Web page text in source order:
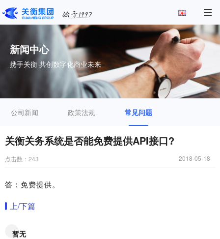
新闻中心
携手关衡 共创数字化商业未来
公司新闻 政策法规 常见问题
关衡关务系统是否能免费提供API接口?
2018-05-18
点击数： 243
答：免费提供。
上/下篇
暂无